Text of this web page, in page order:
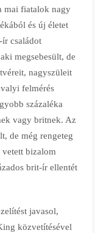
mai fiatalok nagy
és új életet
ír családot
megsebesült, de
nagyszüleit
felmérés
százaléka
vagy britnek. Az
de még rengeteg
bizalom
brit-ír ellentét
javasol,
közvetítésével